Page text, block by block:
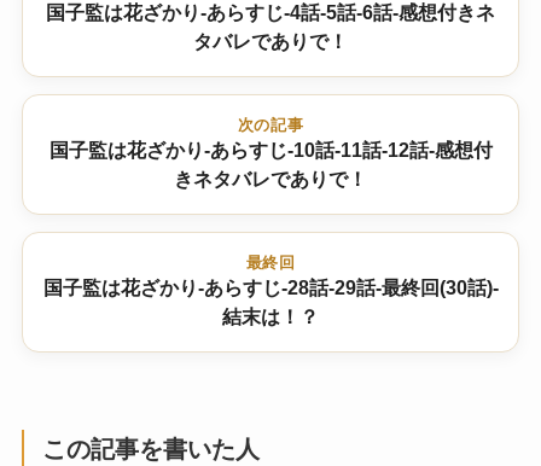
国子監は花ざかり-あらすじ-4話-5話-6話-感想付きネ
タバレでありで！
次の記事
国子監は花ざかり-あらすじ-10話-11話-12話-感想付
きネタバレでありで！
最終回
国子監は花ざかり-あらすじ-28話-29話-最終回(30話)-
結末は！？
この記事を書いた人